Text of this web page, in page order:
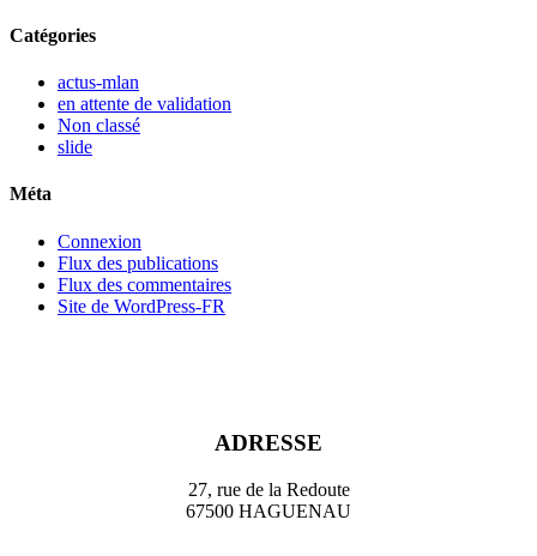
Catégories
actus-mlan
en attente de validation
Non classé
slide
Méta
Connexion
Flux des publications
Flux des commentaires
Site de WordPress-FR
ADRESSE
27, rue de la Redoute
67500 HAGUENAU